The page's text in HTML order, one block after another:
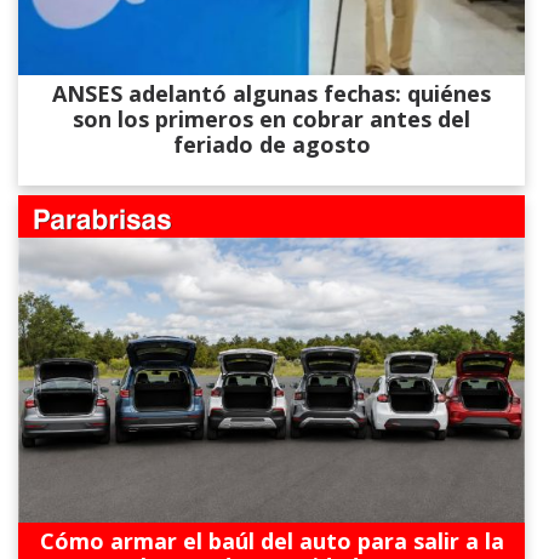
ANSES adelantó algunas fechas: quiénes
son los primeros en cobrar antes del
feriado de agosto
Cómo armar el baúl del auto para salir a la